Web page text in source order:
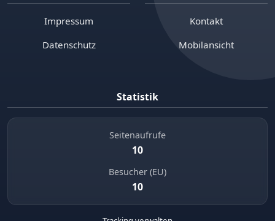
Impressum
Datenschutz
Kontakt
Mobilansicht
Statistik
Seitenaufrufe
10
Besucher (EU)
10